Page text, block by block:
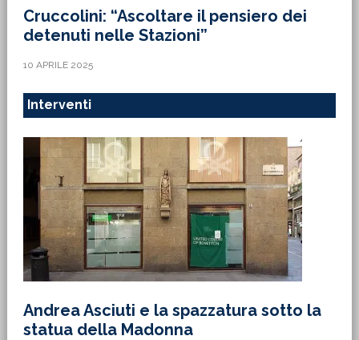
Cruccolini: “Ascoltare il pensiero dei
detenuti nelle Stazioni”
10 APRILE 2025
Interventi
Andrea Asciuti e la spazzatura sotto la
statua della Madonna